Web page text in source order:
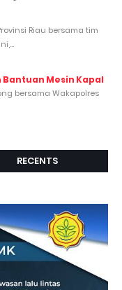
Riau bersama tim
Mesin Kapal
bersama Wakapolres
RECENTS